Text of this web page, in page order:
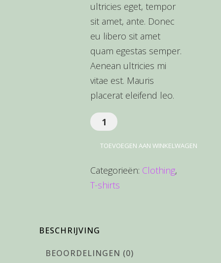
ultricies eget, tempor
sit amet, ante. Donec
eu libero sit amet
quam egestas semper.
Aenean ultricies mi
vitae est. Mauris
placerat eleifend leo.
Happy
Ninja
aantal
TOEVOEGEN AAN WINKELWAGEN
Categorieën: Clothing,
T-shirts
BESCHRIJVING
BEOORDELINGEN (0)